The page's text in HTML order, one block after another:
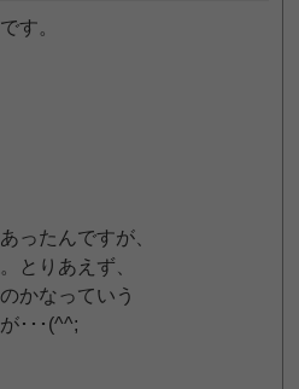
す。
ったんですが、
とりあえず、
かなっていう
･･･(^^;